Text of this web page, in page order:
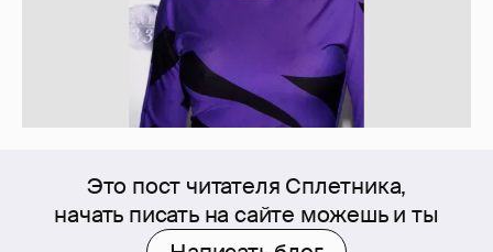
Это пост читателя Сплетника,
начать писать на сайте можешь и ты